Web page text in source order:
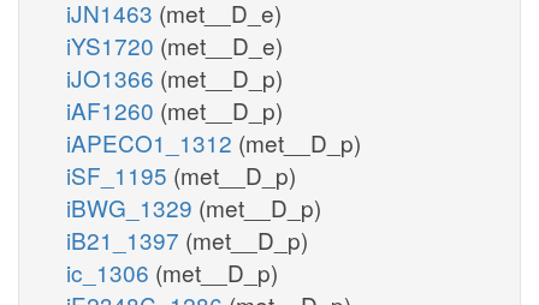
iJN1463 (met__D_e)
iYS1720 (met__D_e)
iJO1366 (met__D_p)
iAF1260 (met__D_p)
iAPECO1_1312 (met__D_p)
iSF_1195 (met__D_p)
iBWG_1329 (met__D_p)
iB21_1397 (met__D_p)
ic_1306 (met__D_p)